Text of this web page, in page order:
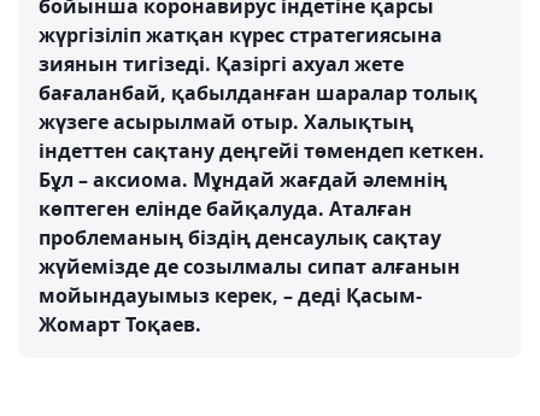
бойынша коронавирус індетіне қарсы
жүргізіліп жатқан күрес стратегиясына
зиянын тигізеді. Қазіргі ахуал жете
бағаланбай, қабылданған шаралар толық
жүзеге асырылмай отыр. Халықтың
індеттен сақтану деңгейі төмендеп кеткен.
Бұл – аксиома. Мұндай жағдай әлемнің
көптеген елінде байқалуда. Аталған
проблеманың біздің денсаулық сақтау
жүйемізде де созылмалы сипат алғанын
мойындауымыз керек, – деді Қасым-
Жомарт Тоқаев.